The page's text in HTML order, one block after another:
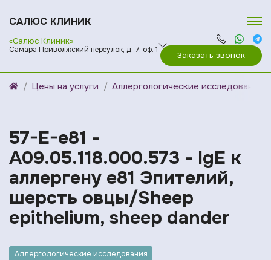
САЛЮС КЛИНИК
«Салюс Клиник»
Самара Приволжский переулок, д. 7, оф. 1
Заказать звонок
Цены на услуги Аллергологические исследования
57-E-e81 -
A09.05.118.000.573 - IgE к
аллергену e81 Эпителий,
шерсть овцы/Sheep
epithelium, sheep dander
Аллергологические исследования